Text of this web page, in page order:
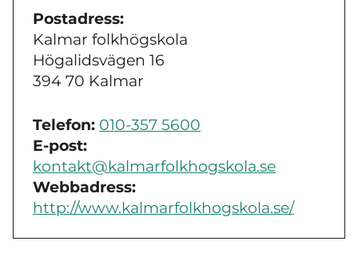
Postadress:
Kalmar folkhögskola
Högalidsvägen 16
394 70 Kalmar
Telefon: 010-357 5600
E-post:
kontakt@kalmarfolkhogskola.se
Webbadress:
http://www.kalmarfolkhogskola.se/